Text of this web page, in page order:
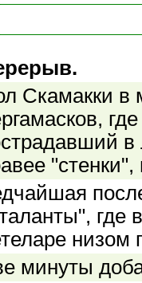
Скамакки в
в
где
низом
минуты